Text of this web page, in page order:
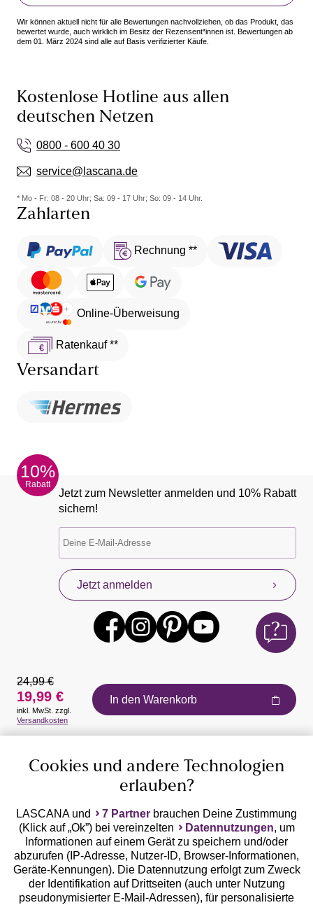
Wir können aktuell nicht für alle Bewertungen nachvollziehen, ob das Produkt, das
bewertet wurde, auch wirklich im Besitz der Rezensent*innen ist. Bewertungen ab
dem 01. März 2024 sind alle auf Basis verifizierter Käufe.
Kostenlose Hotline aus allen
deutschen Netzen
0800 - 600 40 30
service@lascana.de
* Mo - Fr: 08 - 20 Uhr; Sa: 09 - 17 Uhr; So: 09 - 14 Uhr.
Zahlarten
Rechnung **
Online-Überweisung
Ratenkauf **
Versandart
10%
Rabatt
Jetzt zum Newsletter anmelden und 10% Rabatt
sichern!
Jetzt anmelden
Auszeichnungen
Geprüfte Sicherheit
24,99 €
19,99 €
inkl. MwSt. zzgl.
Versandkosten
In den Warenkorb
Cookies und andere Technologien
erlauben?
LASCANA und 7 Partner brauchen Deine Zustimmung
(Klick auf „Ok”) bei vereinzelten
Datennutzungen, um
Informationen auf einem Gerät zu speichern und/oder
abzurufen (IP-Adresse, Nutzer-ID, Browser-Informationen,
Geräte-Kennungen). Die Datennutzung erfolgt zum Zweck
der Identifikation auf Drittseiten (auch unter Nutzung
pseudonymisierter E-Mail-Adressen), für personalisierte